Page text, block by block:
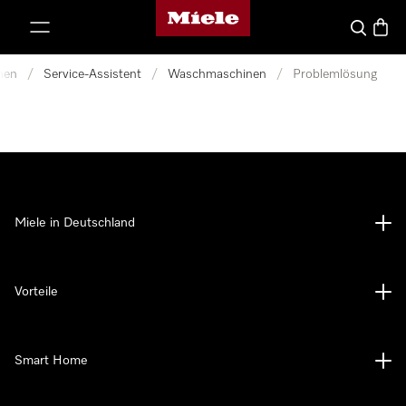
Miele-Homepage
Suche
/ Service-Assistent / Waschmaschinen / Problemlösung
Miele in Deutschland
Vorteile
Smart Home